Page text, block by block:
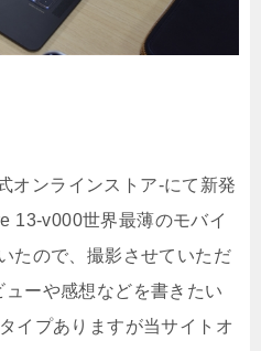
オンラインストア-にて新発
13-v000世界最薄のモバイ
たので、撮影させていただ
ーや感想などを書きたい
イプありますが当サイトオ